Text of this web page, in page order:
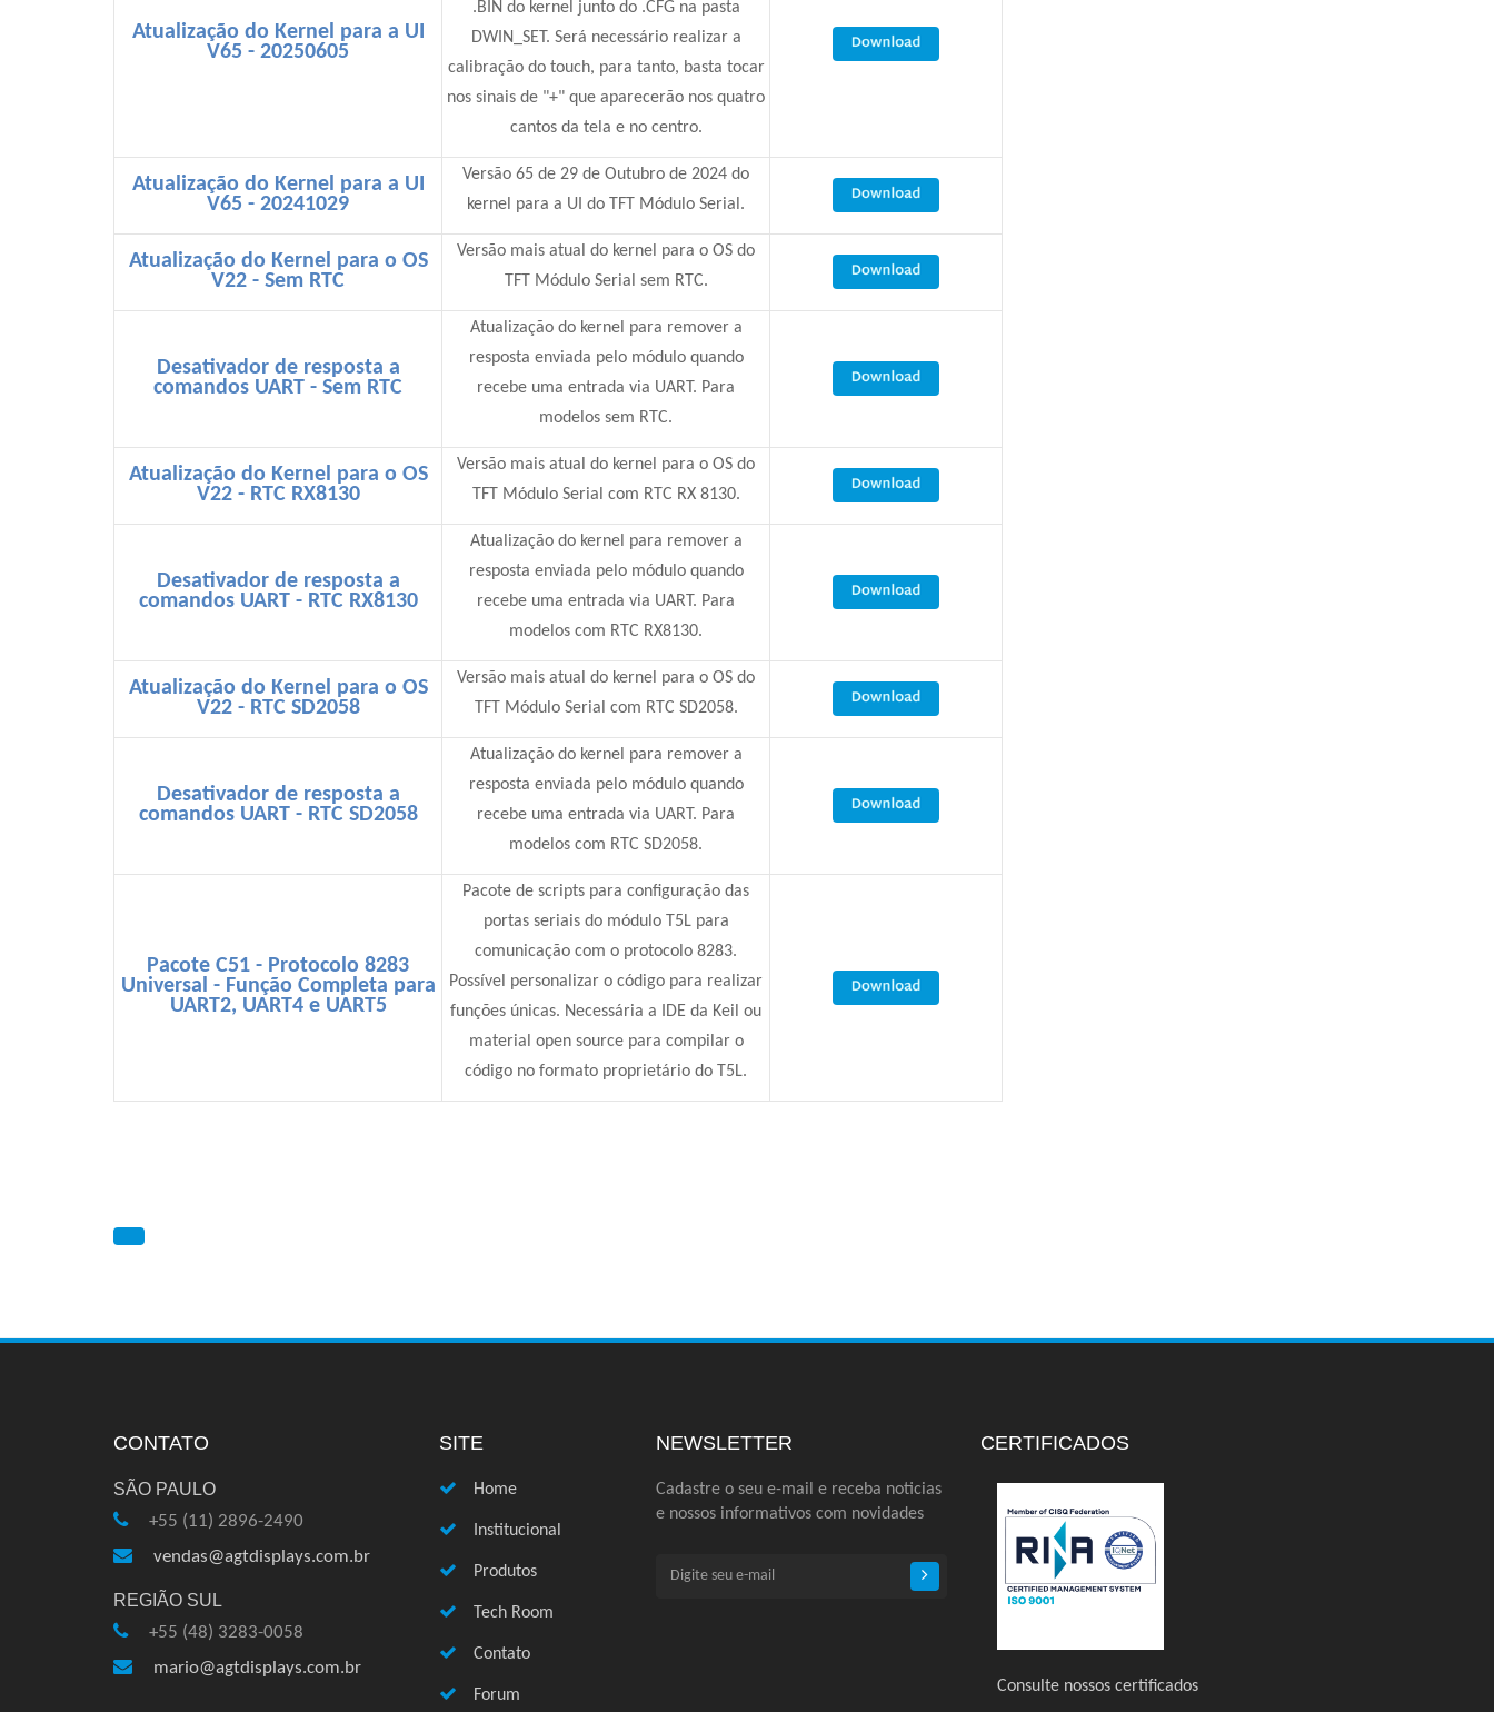
Atualização do Kernel para a UI
V65 - 20250605
.BIN do kernel junto do .CFG na pasta
DWIN_SET. Será necessário realizar a
calibração do touch, para tanto, basta tocar
nos sinais de "+" que aparecerão nos quatro
cantos da tela e no centro.
Atualização do Kernel para a UI
V65 - 20241029
Versão 65 de 29 de Outubro de 2024 do
kernel para a UI do TFT Módulo Serial.
Atualização do Kernel para o OS
V22 - Sem RTC
Versão mais atual do kernel para o OS do
TFT Módulo Serial sem RTC.
Desativador de resposta a
comandos UART - Sem RTC
Atualização do kernel para remover a
resposta enviada pelo módulo quando
recebe uma entrada via UART. Para
modelos sem RTC.
Atualização do Kernel para o OS
V22 - RTC RX8130
Versão mais atual do kernel para o OS do
TFT Módulo Serial com RTC RX 8130.
Desativador de resposta a
comandos UART - RTC RX8130
Atualização do kernel para remover a
resposta enviada pelo módulo quando
recebe uma entrada via UART. Para
modelos com RTC RX8130.
Atualização do Kernel para o OS
V22 - RTC SD2058
Versão mais atual do kernel para o OS do
TFT Módulo Serial com RTC SD2058.
Desativador de resposta a
comandos UART - RTC SD2058
Atualização do kernel para remover a
resposta enviada pelo módulo quando
recebe uma entrada via UART. Para
modelos com RTC SD2058.
Pacote C51 - Protocolo 8283
Universal - Função Completa para
UART2, UART4 e UART5
Pacote de scripts para configuração das
portas seriais do módulo T5L para
comunicação com o protocolo 8283.
Possível personalizar o código para realizar
funções únicas. Necessária a IDE da Keil ou
material open source para compilar o
código no formato proprietário do T5L.
CONTATO
SÃO PAULO
+55 (11) 2896-2490
vendas@agtdisplays.com.br
REGIÃO SUL
+55 (48) 3283-0058
mario@agtdisplays.com.br
SITE
Home
Institucional
Produtos
Tech Room
Contato
Forum
NEWSLETTER
Cadastre o seu e-mail e receba noticias
e nossos informativos com novidades
CERTIFICADOS
Consulte nossos certificados